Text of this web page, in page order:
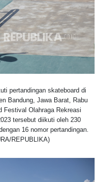
pertandingan skateboard di
Bandung, Jawa Barat, Rabu
Festival Olahraga Rekreasi
tersebut diikuti oleh 230
16 nomor pertandingan.
REPUBLIKA)